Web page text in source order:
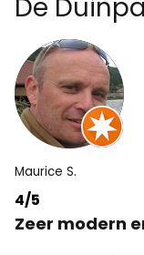
De
Maurice S.
4/5
Zeer modern